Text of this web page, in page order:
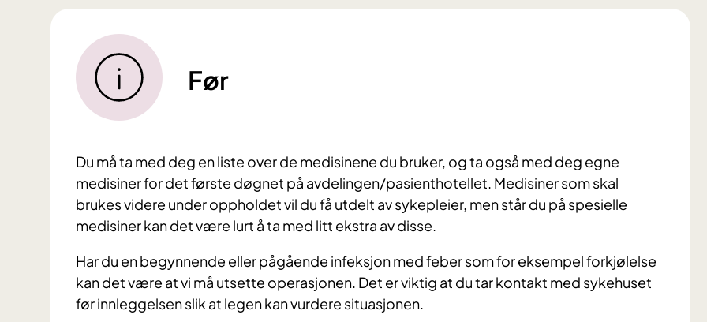
Før
Du må ta med deg en liste over de medisinene du bruker, og ta også med deg egne
medisiner for det første døgnet på avdelingen/pasienthotellet. Medisiner som skal
brukes videre under oppholdet vil du få utdelt av sykepleier, men står du på spesielle
medisiner kan det være lurt å ta med litt ekstra av disse.
Har du en begynnende eller pågående infeksjon med feber som for eksempel forkjølelse
kan det være at vi må utsette operasjonen. Det er viktig at du tar kontakt med sykehuset
før innleggelsen slik at legen kan vurdere situasjonen.